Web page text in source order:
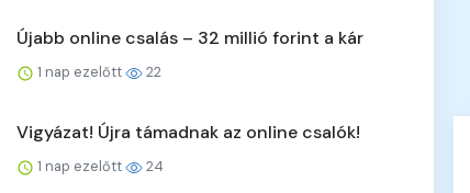
Újabb online csalás – 32 millió forint a kár
1 nap ezelőtt 22
Vigyázat! Újra támadnak az online csalók!
1 nap ezelőtt 24